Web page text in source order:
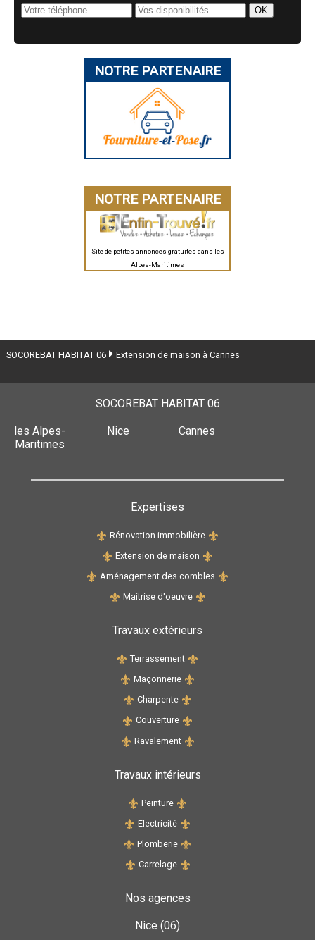
NOTRE PARTENAIRE
NOTRE PARTENAIRE
Site de petites annonces gratuites dans les
Alpes-Maritimes
SOCOREBAT HABITAT 06 Extension de maison à Cannes
SOCOREBAT HABITAT 06
les Alpes-
Maritimes
Nice Cannes
Expertises
Rénovation immobilière
Extension de maison
Aménagement des combles
Maitrise d'oeuvre
Travaux extérieurs
Terrassement
Maçonnerie
Charpente
Couverture
Ravalement
Travaux intérieurs
Peinture
Electricité
Plomberie
Carrelage
Nos agences
Nice (06)